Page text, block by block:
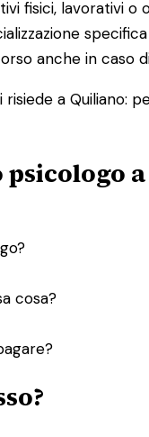
fisici, lavorativi o
anche in caso
risiede a
cosa?